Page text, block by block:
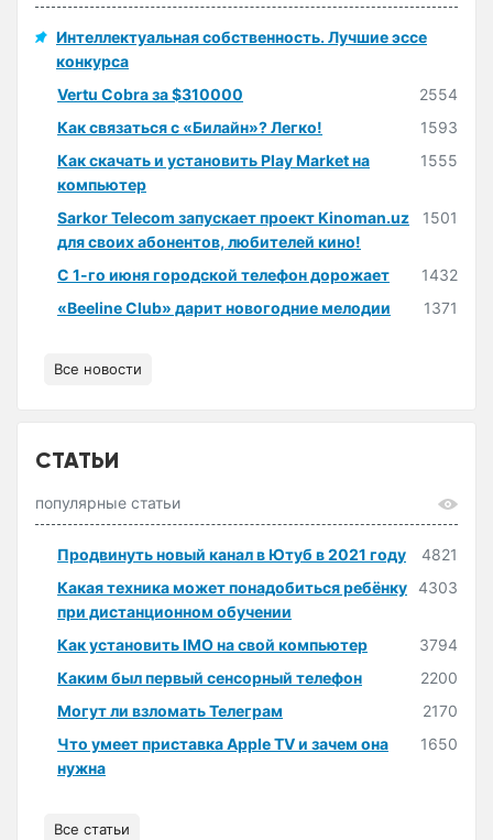
Интеллектуальная собственность. Лучшие эссе
конкурса
Vertu Cobra за $310000
2554
Как связаться с «Билайн»? Легко!
1593
Как скачать и установить Play Market на
компьютер
1555
Sarkor Telecom запускает проект Kinoman.uz
для своих абонентов, любителей кино!
1501
С 1-го июня городской телефон дорожает
1432
«Beeline Club» дарит новогодние мелодии
1371
Все новости
СТАТЬИ
популярные статьи
Продвинуть новый канал в Ютуб в 2021 году
4821
Какая техника может понадобиться ребёнку
при дистанционном обучении
4303
Как установить IMO на свой компьютер
3794
Каким был первый сенсорный телефон
2200
Могут ли взломать Телеграм
2170
Что умеет приставка Apple TV и зачем она
нужна
1650
Все статьи